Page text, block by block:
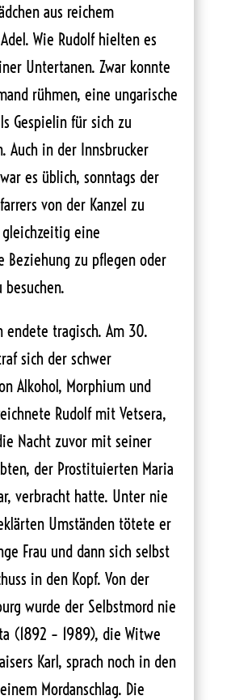
aus reichem
Wie Rudolf hielten es
Untertanen. Zwar konnte
rühmen, eine ungarische
Gespielin für sich zu
Auch in der Innsbrucker
es üblich, sonntags der
von der Kanzel zu
gleichzeitig eine
Beziehung zu pflegen oder
endete tragisch. Am 30.
sich der schwer
Alkohol, Morphium und
Rudolf mit Vetsera,
Nacht zuvor mit seiner
der Prostituierten Maria
verbracht hatte. Unter nie
Umständen tötete er
Frau und dann sich selbst
in den Kopf. Von der
wurde der Selbstmord nie
(1892 – 1989), die Witwe
Karl, sprach noch in den
Mordanschlag. Die